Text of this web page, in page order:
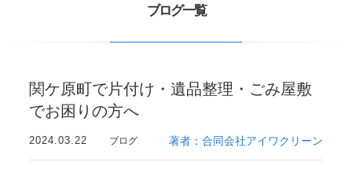
ブログ一覧
関ケ原町で片付け・遺品整理・ごみ屋敷
でお困りの方へ
2024.03.22 ブログ 著者：合同会社アイワクリーン